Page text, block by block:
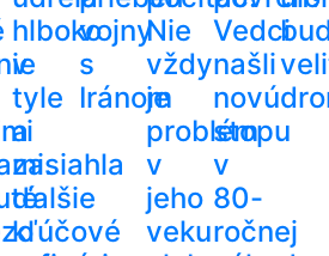
hlboko
v
tyle
a
zasiahla
ďalšie
kľúčové
vojny
s
Iránom
Nie
vždy
je
problém
v
jeho
veku
Vedci
našli
novú
stopu
v
80-
ročnej